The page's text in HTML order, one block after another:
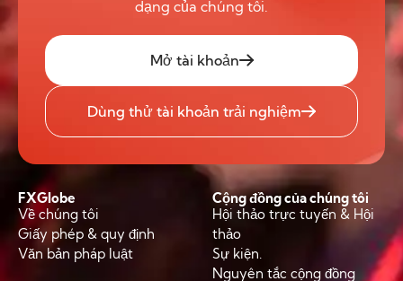
dạng của chúng tôi.
Mở tài khoản
Dùng thử tài khoản trải nghiệm
FXGlobe
Về chúng tôi
Giấy phép & quy định
Văn bản pháp luật
Cộng đồng của chúng tôi
Hội thảo trực tuyến & Hội
thảo
Sự kiện.
Nguyên tắc cộng đồng